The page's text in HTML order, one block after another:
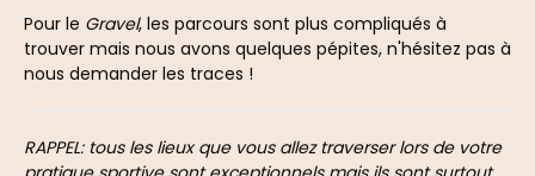
Pour le Gravel, les parcours sont plus compliqués à
trouver mais nous avons quelques pépites, n'hésitez pas à
nous demander les traces !
RAPPEL: tous les lieux que vous allez traverser lors de votre